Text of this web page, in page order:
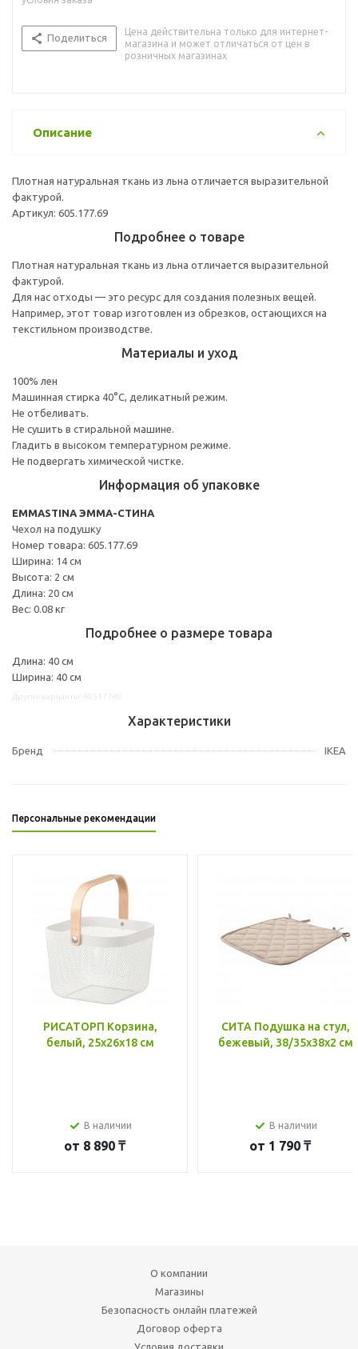
Поделиться
Цена действительна только для интернет-
магазина и может отличаться от цен в
розничных магазинах
Описание
Плотная натуральная ткань из льна отличается выразительной
фактурой.
Артикул: 605.177.69
Подробнее о товаре
Плотная натуральная ткань из льна отличается выразительной
фактурой.
Для нас отходы — это ресурс для создания полезных вещей.
Например, этот товар изготовлен из обрезков, остающихся на
текстильном производстве.
Материалы и уход
100% лен
Машинная стирка 40°С, деликатный режим.
Не отбеливать.
Не сушить в стиральной машине.
Гладить в высоком температурном режиме.
Не подвергать химической чистке.
Информация об упаковке
EMMASTINA ЭММА-СТИНА
Чехол на подушку
Номер товара: 605.177.69
Ширина: 14 см
Высота: 2 см
Длина: 20 см
Вес: 0.08 кг
Подробнее о размере товара
Длина: 40 см
Ширина: 40 см
Характеристики
Бренд IKEA
Персональные рекомендации
РИСАТОРП Корзина,
белый, 25x26x18 см
В наличии
от 8 890 ₸
СИТА Подушка на стул,
бежевый, 38/35x38x2 см
В наличии
от 1 790 ₸
О компании
Магазины
Безопасность онлайн платежей
Договор оферта
Условия доставки